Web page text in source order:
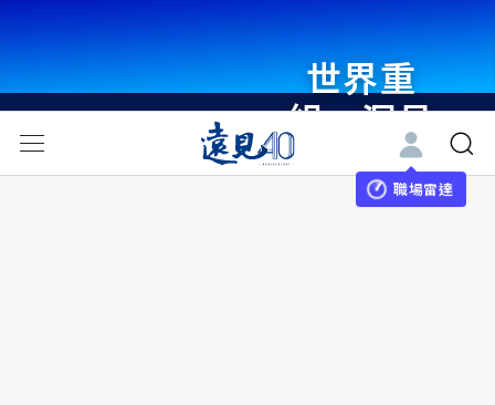
世界重
組・洞見
未來 與
世界領袖
職場雷達